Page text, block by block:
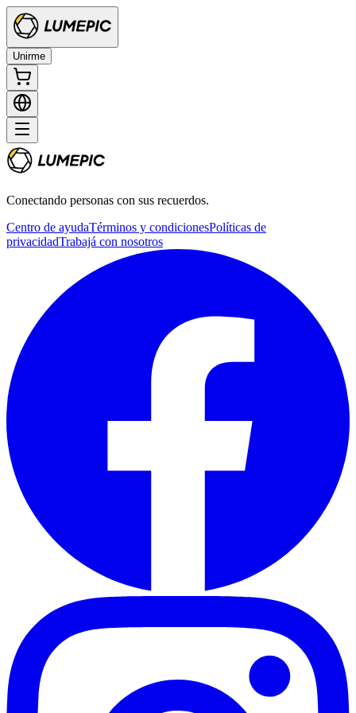
Unirme
Conectando personas con sus recuerdos.
Centro de ayudaTérminos y condicionesPolíticas de
privacidadTrabajá con nosotros